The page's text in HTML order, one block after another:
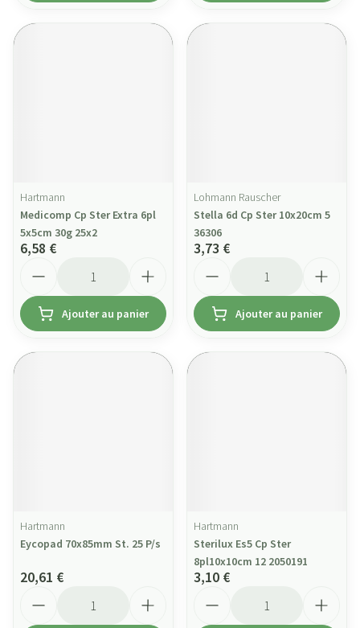
Hartmann
Medicomp Cp Ster Extra 6pl
5x5cm 30g 25x2
6,58 €
Ajouter au panier
Lohmann Rauscher
Stella 6d Cp Ster 10x20cm 5
36306
3,73 €
Ajouter au panier
Hartmann
Eycopad 70x85mm St. 25 P/s
20,61 €
Hartmann
Sterilux Es5 Cp Ster
8pl10x10cm 12 2050191
3,10 €